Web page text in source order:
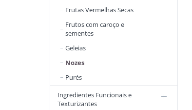
Frutas Vermelhas Secas
Frutos com caroço e
sementes
Geleias
Nozes
Purés
Ingredientes Funcionais e
Texturizantes